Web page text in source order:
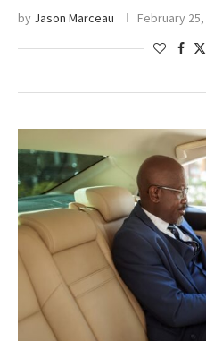
by Jason Marceau February 25,